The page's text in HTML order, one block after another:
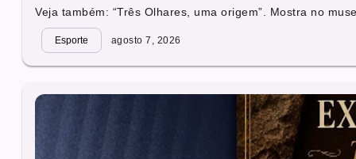
Veja também: “Três Olhares, uma origem”. Mostra no
Esporte agosto 7, 2026